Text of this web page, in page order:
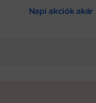
Napi akciók